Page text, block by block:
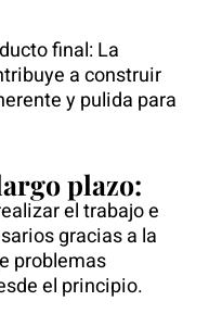
final: La
a construir
y pulida para
plazo:
el trabajo e
gracias a la
problemas
el principio.